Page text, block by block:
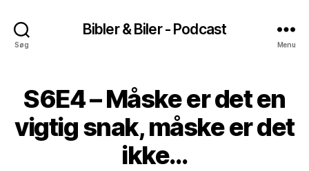
Søg
Bibler & Biler - Podcast
Menu
S6E4 – Måske er det en
vigtig snak, måske er det
ikke…